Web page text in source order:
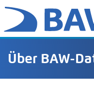
Über BAW-